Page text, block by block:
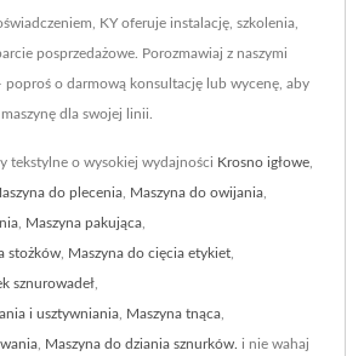
KY oferuje instalację, szkolenia,
posprzedażowe. Porozmawiaj z naszymi
poproś o darmową konsultację lub wycenę, aby
dla swojej linii.
tekstylne o wysokiej wydajności Krosno igłowe
do plecenia Maszyna do owijania
Maszyna pakująca
stożków Maszyna do cięcia etykiet
sznurowadeł
i usztywniania Maszyna tnąca
Maszyna do dziania sznurków. i nie wahaj